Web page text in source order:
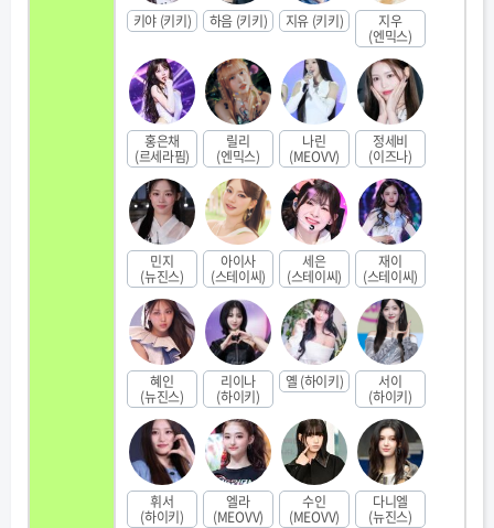
키야 (키키) 하음 (키키) 지유 (키키) 지우
(엔믹스)
홍은채
(르세라핌)
릴리
(엔믹스)
나린
(MEOVV)
정세비
(이즈나)
민지
(뉴진스)
아이사
(스테이씨)
세은
(스테이씨)
재이
(스테이씨)
혜인
(뉴진스)
리이나
(하이키)
옐 (하이키) 서이
(하이키)
휘서
(하이키)
엘라
(MEOVV)
수인
(MEOVV)
다니엘
(뉴진스)